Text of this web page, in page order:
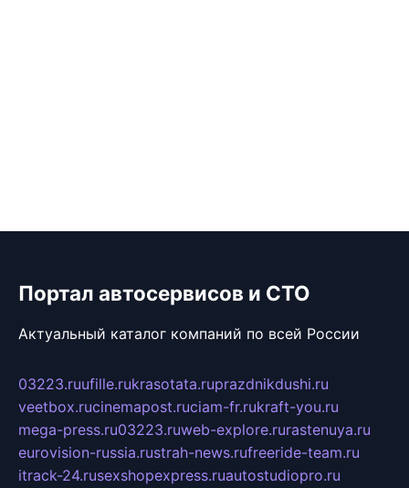
Портал автосервисов и СТО
Актуальный каталог компаний по всей России
03223.ruufille.rukrasotata.ruprazdnikdushi.ru
veetbox.rucinemapost.ruciam-fr.rukraft-you.ru
mega-press.ru03223.ruweb-explore.rurastenuya.ru
eurovision-russia.rustrah-news.rufreeride-team.ru
itrack-24.rusexshopexpress.ruautostudiopro.ru